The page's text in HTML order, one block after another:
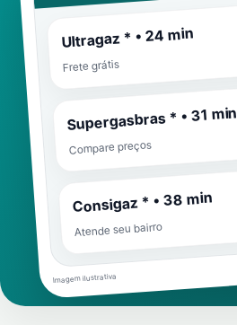
Ultragaz * • 24 min
Frete grátis
Supergasbras * • 31 min
Compare preços
Consigaz * • 38 min
Atende seu bairro
Imagem ilustrativa